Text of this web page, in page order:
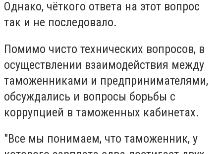
Однако, чёткого ответа на этот вопрос
так и не последовало.
Помимо чисто технических вопросов, в
осуществлении взаимодействия между
таможенниками и предпринимателями,
обсуждались и вопросы борьбы с
коррупцией в таможенных кабинетах.
"Все мы понимаем, что таможенник, у